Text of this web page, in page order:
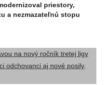
priestory,
a nezmazateľnú stopu